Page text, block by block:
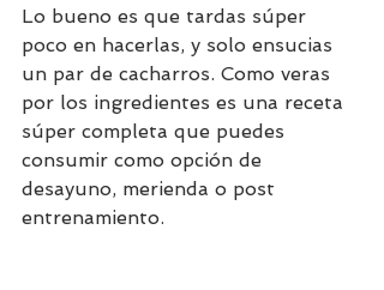
Lo bueno es que tardas súper
poco en hacerlas, y solo ensucias
un par de cacharros. Como veras
por los ingredientes es una receta
súper completa que puedes
consumir como opción de
desayuno, merienda o post
entrenamiento.